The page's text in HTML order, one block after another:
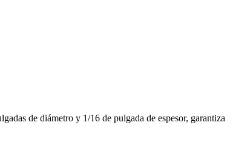
de diámetro y 1/16 de pulgada de espesor, garantiza